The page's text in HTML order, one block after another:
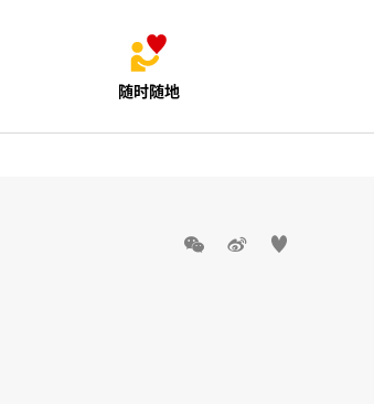
随时随地
  